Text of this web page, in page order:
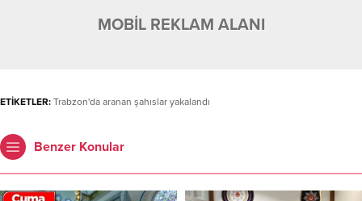
MOBİL REKLAM ALANI
ETİKETLER: Trabzon'da aranan şahıslar yakalandı
Benzer Konular